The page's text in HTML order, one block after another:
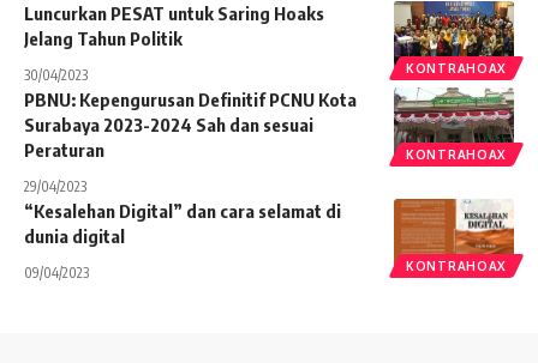
KONTRAHOAX
Luncurkan PESAT untuk Saring Hoaks
Jelang Tahun Politik
30/04/2023
KONTRAHOAX
PBNU: Kepengurusan Definitif PCNU Kota
Surabaya 2023-2024 Sah dan sesuai
Peraturan
29/04/2023
KONTRAHOAX
“Kesalehan Digital” dan cara selamat di
dunia digital
09/04/2023